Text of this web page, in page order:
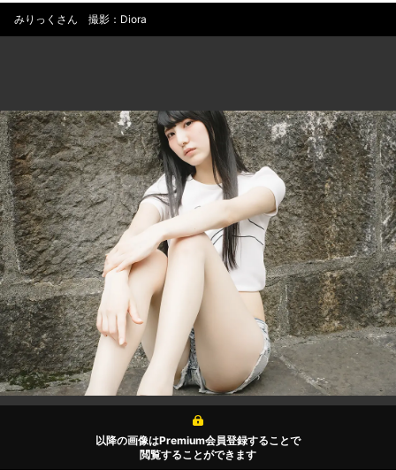
みりっくさん 撮影：Diora
以降の画像はPremium会員登録することで
閲覧することができます